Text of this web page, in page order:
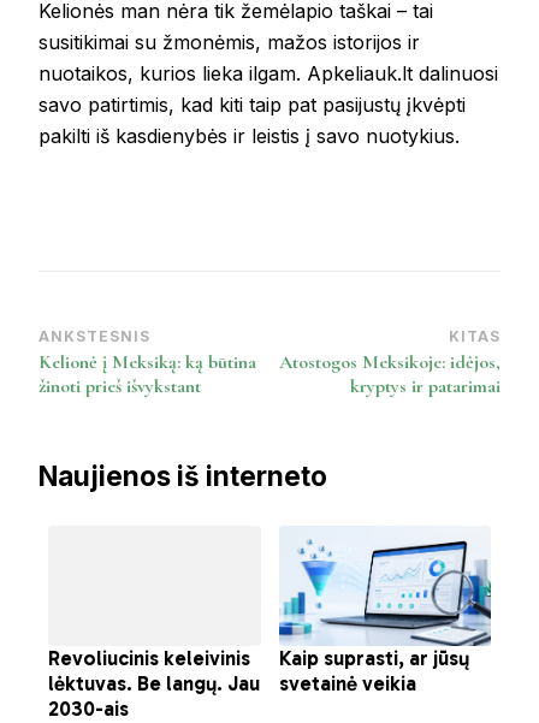
Kelionės man nėra tik žemėlapio taškai – tai
susitikimai su žmonėmis, mažos istorijos ir
nuotaikos, kurios lieka ilgam. Apkeliauk.lt dalinuosi
savo patirtimis, kad kiti taip pat pasijustų įkvėpti
pakilti iš kasdienybės ir leistis į savo nuotykius.
Post
Navigation
ANKSTESNIS
Kelionė į Meksiką: ką būtina
žinoti prieš išvykstant
KITAS
Atostogos Meksikoje: idėjos,
kryptys ir patarimai
Naujienos iš interneto